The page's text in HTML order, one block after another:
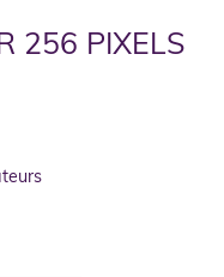
256 PIXELS